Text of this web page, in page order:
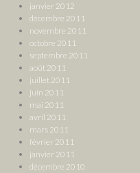
janvier 2012
décembre 2011
novembre 2011
octobre 2011
septembre 2011
août 2011
juillet 2011
juin 2011
mai 2011
avril 2011
mars 2011
février 2011
janvier 2011
décembre 2010